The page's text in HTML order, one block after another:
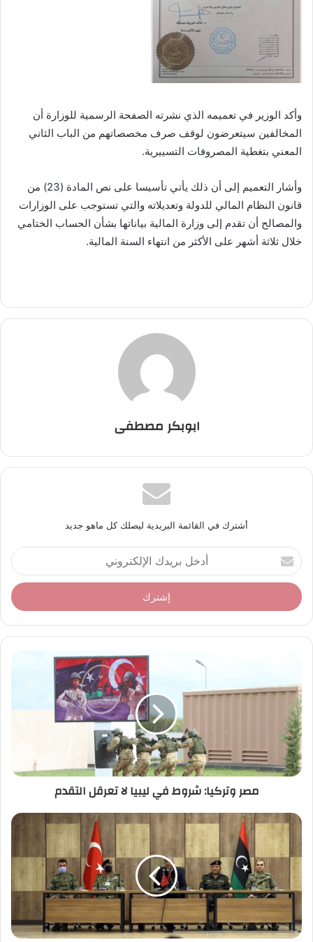
وأكد الوزير في تعميمه الذي نشرته الصفحة الرسمية للوزارة أن
المخالفين سيتعرضون لوقف صرف مخصصاتهم من الباب الثاني
المعني بتغطية المصروفات التسييرية.
وأشار التعميم إلى أن ذلك يأتي تأسيسا على نص المادة (23) من
قانون النظام المالي للدولة وتعديلاته والتي تستوجب على الوزارات
والمصالح أن تقدم إلى وزارة المالية بياناتها بشأن الحساب الختامي
خلال ثلاثة أشهر على الأكثر من انتهاء السنة المالية.
ابوبكر مصطفى
أشترك في القائمة البريدية ليصلك كل ماهو جديد
أ
د
خ
ل
ر
ا
ل
إ
ل
ك
ت
ر
ي
مصر وتركيا: شروط في ليبيا لا تعرقل التقدم